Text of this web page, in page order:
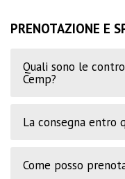
PRENOTAZIONE E
Quali sono le
Cemp?
La consegna entro
Come posso